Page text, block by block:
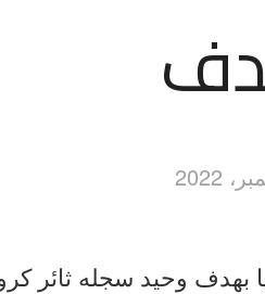
بهدف وحيد سجله ثائر